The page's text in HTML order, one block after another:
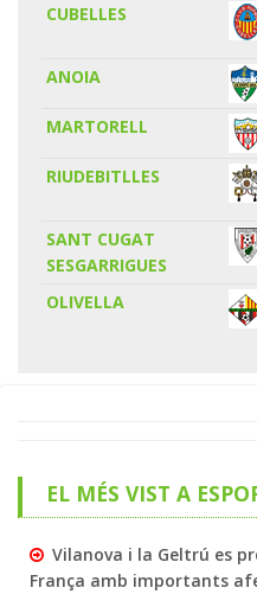
CUBELLES
ANOIA
MARTORELL
RIUDEBITLLES
SANT CUGAT
SESGARRIGUES
OLIVELLA
EL MÉS VIST A
Vilanova i la Geltrú es
França amb importants